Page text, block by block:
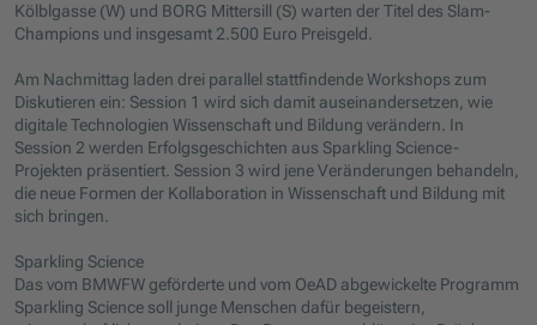
Kölblgasse (W) und BORG Mittersill (S) warten der Titel des Slam-
Champions und insgesamt 2.500 Euro Preisgeld.
Am Nachmittag laden drei parallel stattfindende Workshops zum
Diskutieren ein: Session 1 wird sich damit auseinandersetzen, wie
digitale Technologien Wissenschaft und Bildung verändern. In
Session 2 werden Erfolgsgeschichten aus Sparkling Science-
Projekten präsentiert. Session 3 wird jene Veränderungen behandeln,
die neue Formen der Kollaboration in Wissenschaft und Bildung mit
sich bringen.
Sparkling Science
Das vom BMWFW geförderte und vom OeAD abgewickelte Programm
Sparkling Science soll junge Menschen dafür begeistern,